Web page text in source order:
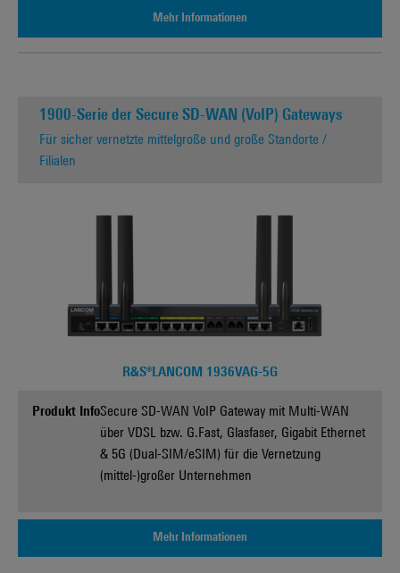
Mehr Informationen
1900-Serie der Secure SD-WAN (VoIP) Gateways
Für sicher vernetzte mittelgroße und große Standorte /
Filialen
R&S®LANCOM 1936VAG-5G
Produkt InfoSecure SD-WAN VoIP Gateway mit Multi-WAN
über VDSL bzw. G.Fast, Glasfaser, Gigabit Ethernet
& 5G (Dual-SIM/eSIM) für die Vernetzung
(mittel-)großer Unternehmen
Mehr Informationen